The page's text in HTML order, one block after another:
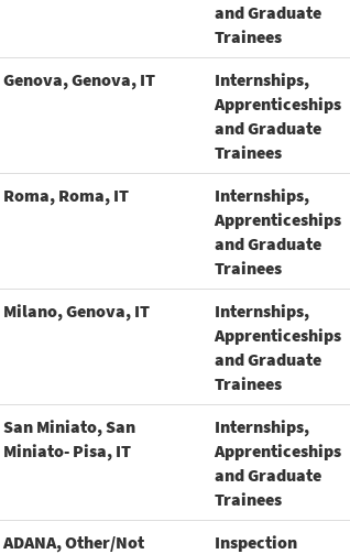
and Graduate
Trainees
Genova, Genova, IT
Internships,
Apprenticeships
and Graduate
Trainees
Roma, Roma, IT
Internships,
Apprenticeships
and Graduate
Trainees
Milano, Genova, IT
Internships,
Apprenticeships
and Graduate
Trainees
San Miniato, San
Miniato- Pisa, IT
Internships,
Apprenticeships
and Graduate
Trainees
ADANA, Other/Not
Inspection